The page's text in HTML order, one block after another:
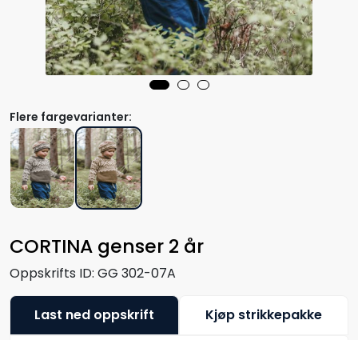
CORTINA genser 2 år
Oppskrifts ID: GG 302-07A
Flere fargevarianter:
Last ned oppskrift Kjøp strikkepakke